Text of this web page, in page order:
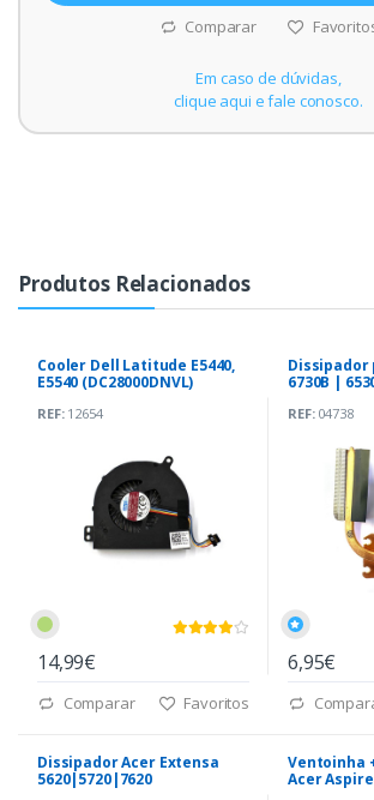
Comparar
Em caso de dúvidas,
clique aqui e fale conosco.
Produtos Relacionados
Cooler Dell Latitude E5440,
E5540 (DC28000DNVL)
REF:12654
14,99€
Comparar Favoritos
Dissipador
6730B |
REF:04738
6,95€
Dissipador Acer Extensa
5620|5720|7620
Ventoinha
Acer Aspire